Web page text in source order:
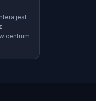
jest
centrum